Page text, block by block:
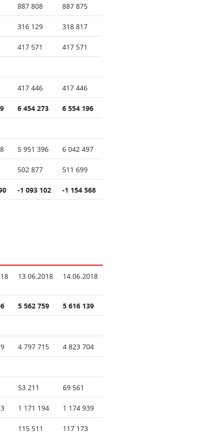
887 808 887 875
316 129 318 817
417 571 417 571
417 446 417 446
6 454 273 6 554 196
5 951 396 6 042 497
502 877 511 699
-1 093 102 -1 154 568
13.06.2018 14.06.2018
5 562 759 5 616 139
4 797 715 4 823 704
53 211 69 561
1 171 194 1 174 939
115 511 117 173